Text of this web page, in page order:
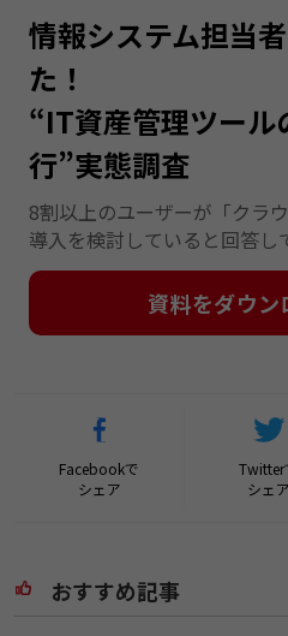
情報システム担当
た！
“IT資産管理ツール
行”実態調査
8割以上のユーザーが「クラ
導入を検討していると回答し
資料をダウン
Facebookで
シェア
Twitter
シェア
おすすめ記事